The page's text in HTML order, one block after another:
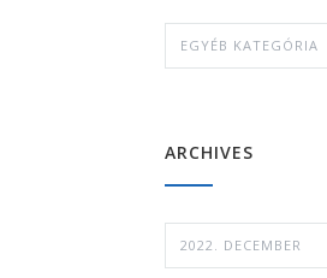
EGYÉB KATEGÓRIA
ARCHIVES
2022. DECEMBER